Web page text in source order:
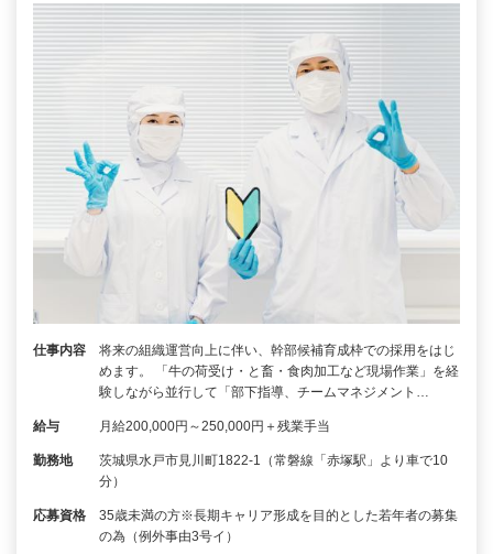
仕事内容
将来の組織運営向上に伴い、幹部候補育成枠での採用をはじ
めます。 「牛の荷受け・と畜・食肉加工など現場作業」を経
験しながら並行して「部下指導、チームマネジメント…
給与 月給200,000円～250,000円＋残業手当
勤務地
茨城県水戸市見川町1822-1（常磐線「赤塚駅」より車で10
分）
応募資格
35歳未満の方※長期キャリア形成を目的とした若年者の募集
の為（例外事由3号イ）